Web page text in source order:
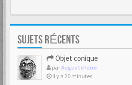
SUJETS RÉCENTS
Objet conique
parAugusteferre
il y a 20 minutes